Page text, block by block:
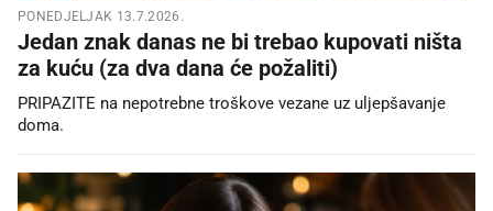
PONEDJELJAK 13.7.2026.
Jedan znak danas ne bi trebao kupovati ništa
za kuću (za dva dana će požaliti)
PRIPAZITE na nepotrebne troškove vezane uz uljepšavanje
doma.